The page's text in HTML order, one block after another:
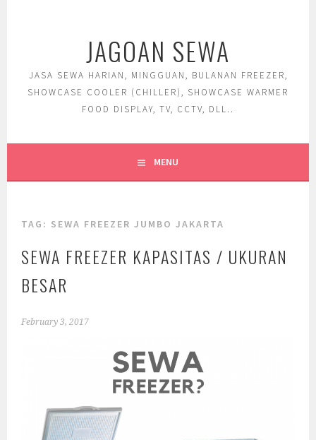
JAGOAN SEWA
JASA SEWA HARIAN, MINGGUAN, BULANAN FREEZER,
SHOWCASE COOLER (CHILLER), SHOWCASE WARMER
FOOD DISPLAY, TV, CCTV, DLL..
MENU
TAG: SEWA FREEZER JUMBO JAKARTA
SEWA FREEZER KAPASITAS / UKURAN
BESAR
February 3, 2017